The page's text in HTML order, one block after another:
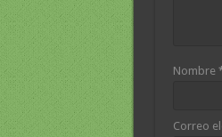
Nombre
Correo